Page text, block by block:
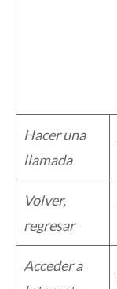
Hacer una
llamada
Volver,
regresar
Acceder a